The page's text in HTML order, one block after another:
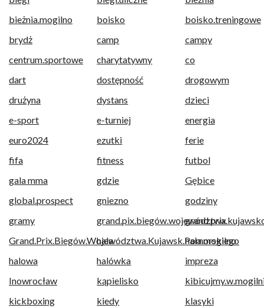
bieżnia.mogilno
boisko
boisko.treningowe
brydż
camp
campy
centrum.sportowe
charytatywny
co
dart
dostępność
drogowym
drużyna
dystans
dzieci
e-sport
e-turniej
energia
euro2024
ezutki
ferie
fifa
fitness
futbol
gala mma
gdzie
Gębice
global.prospect
gniezno
godziny
gramy
grand.prix
Grand.Prix.Biegów.Województwa.Kujawsk.Pomorskiego
hala
hala.mogilno
halowa
halówka
impreza
Inowrocław
kąpielisko
kickboxing
kiedy
klasyki